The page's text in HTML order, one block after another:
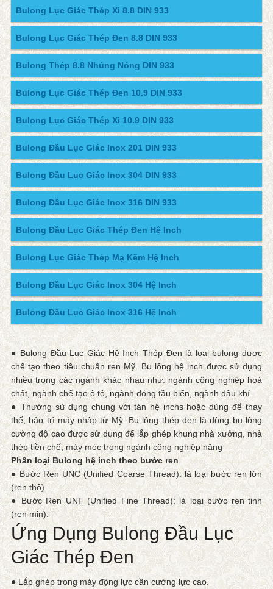
Bulong Lục Giác Thép Xi 8.8 DIN 933
Bulong Lục Giác Thép Đen 8.8 DIN 933
Bulong Thép 8.8 Nhúng Nóng DIN 933
Bulong Lục Giác Thép Đen 10.9 DIN 933
Bulong Lục Giác Thép Xi 10.9 DIN 933
Bulong Đầu Lục Giác Inox 201 DIN 933
Bulong Đầu Lục Giác Inox 304 DIN 933
Bulong Đầu Lục Giác Inox 316 DIN 933
Bulong Đầu Lục Giác Thép Đen Hệ Inch
Bulong Lục Giác Thép Mạ Kẽm Hệ Inch
Bulong Đầu Lục Giác Inox 304 Hệ Inch
Bulong Đầu Lục Giác Inox 316 Hệ Inch
● Bulong Đầu Lục Giác Hệ Inch Thép Đen là loại bulong được
chế tạo theo tiêu chuẩn ren Mỹ. Bu lông hệ inch được sử dụng
nhiều trong các ngành khác nhau như: ngành công nghiệp hoá
chất, ngành chế tạo ô tô, ngành đóng tầu biển, ngành dầu khí
● Thường sử dụng chung với tán hệ inchs hoặc dùng để thay
thế, bảo trì máy nhập từ Mỹ. Bu lông thép đen là dòng bu lông
cường độ cao được sử dụng để lắp ghép khung nhà xưởng, nhà
thép tiền chế, máy móc trong ngành công nghiệp nặng
Phân loại Bulong hệ inch theo bước ren
● Bước Ren UNC (Unified Coarse Thread): là loại bước ren lớn
(ren thô)
● Bước Ren UNF (Unified Fine Thread): là loại bước ren tinh
(ren mịn).
Ứng Dụng Bulong Đầu Lục
Giác Thép Đen
● Lắp ghép trong máy động lực cần cường lực cao.